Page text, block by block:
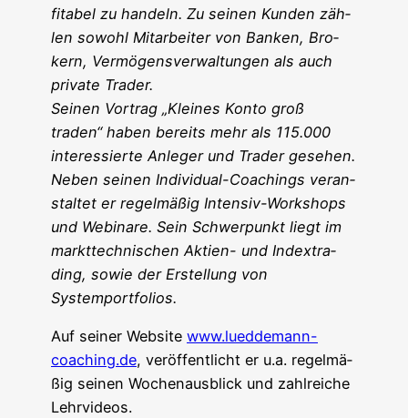
fi­ta­bel zu han­deln. Zu sei­nen Kun­den zäh­
len sowohl Mit­ar­bei­ter von Ban­ken, Bro­
kern, Ver­mö­gens­ver­wal­tun­gen als auch
pri­va­te Trader.
Sei­nen Vor­trag „Klei­nes Kon­to groß
traden“ haben bereits mehr als 115.000
inter­es­sier­te Anle­ger und Trader gesehen.
Neben sei­nen Indi­vi­du­al-Coa­chings ver­an­
stal­tet er regel­mä­ßig Inten­siv-Work­shops
und Web­i­na­re. Sein Schwer­punkt liegt im
markt­tech­ni­schen Akti­en- und Index­tra­
ding, sowie der Erstel­lung von
Systemportfolios.
Auf sei­ner Web­site www.lueddemann-
coaching.de, ver­öf­fent­licht er u.a. regel­mä­
ßig sei­nen Wochen­aus­blick und zahl­rei­che
Lehrvideos.